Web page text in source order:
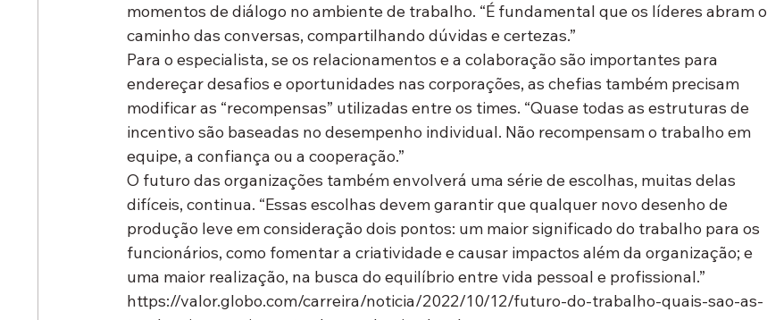
momentos de diálogo no ambiente de trabalho. “É fundamental que os líderes abram o
caminho das conversas, compartilhando dúvidas e certezas.”
Para o especialista, se os relacionamentos e a colaboração são importantes para
endereçar desafios e oportunidades nas corporações, as chefias também precisam
modificar as “recompensas” utilizadas entre os times. “Quase todas as estruturas de
incentivo são baseadas no desempenho individual. Não recompensam o trabalho em
equipe, a confiança ou a cooperação.”
O futuro das organizações também envolverá uma série de escolhas, muitas delas
difíceis, continua. “Essas escolhas devem garantir que qualquer novo desenho de
produção leve em consideração dois pontos: um maior significado do trabalho para os
funcionários, como fomentar a criatividade e causar impactos além da organização; e
uma maior realização, na busca do equilíbrio entre vida pessoal e profissional.”
https://valor.globo.com/carreira/noticia/2022/10/12/futuro-do-trabalho-quais-sao-as-